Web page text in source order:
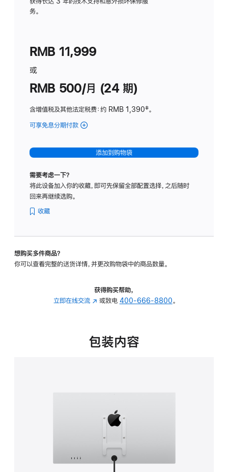
务。
RMB 11,999
或
RMB 500/月 (24 期)
含增值税及其他法定税费：约 RMB 1,390脚
‡。
可享免息分期付款 (Studio
-
标
璃
转
的
添加到购物袋
需要考虑一下？
将此设备加入你的收藏，即可先保留全部配置选择，之后随时
回来再继续选购。
收藏
想购买多件商品？
你可以查看完整的送货详情，并更改购物袋中的商品数量。
获得购买帮助，
立即在线交流 (在
中
或致电 400-666-8800。
包装内容